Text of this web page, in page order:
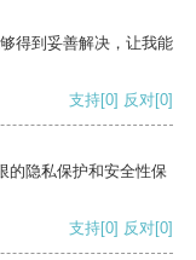
得到妥善解决，让我能
支持[0] 反对[0]
的隐私保护和安全性保
支持[0] 反对[0]